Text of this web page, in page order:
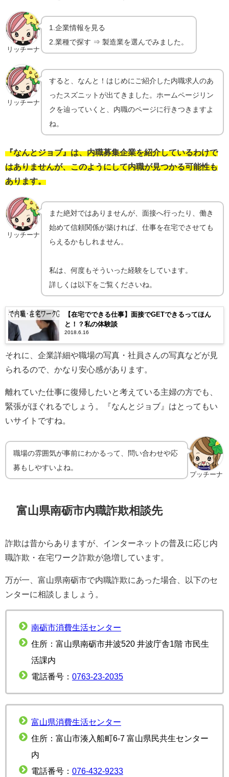
リッチーナ
1.企業情報を見る
2.業種で探す ⇒ 製造業を選んでみました。
リッチーナ
すると、なんと！はじめにご紹介した内職求人のあ
ったスズニットが出てきました。ホームページリン
クを辿っていくと、内職のページに行きつきますよ
ね。
『なんとジョブ』は、内職募集企業を紹介しているわけで
はありませんが、このようにして内職が見つかる可能性も
あります。
リッチーナ
また絶対ではありませんが、面接へ行ったり、働き
始めて信頼関係が築ければ、仕事を在宅でさせても
らえるかもしれません。
私は、何度もそういった経験をしています。
詳しくは以下をご覧くださいね。
【在宅でできる仕事】面接でGETできるってほん
と！？私の体験談
2018.6.16
それに、企業詳細や職場の写真・社員さんの写真などが見
られるので、かなり安心感があります。
離れていた仕事に復帰したいと考えている主婦の方でも、
緊張がほぐれるでしょう。『なんとジョブ』はとってもい
いサイトですね。
プッチーナ
職場の雰囲気が事前にわかるって、問い合わせや応
募もしやすいよね。
富山県南砺市内職詐欺相談先
詐欺は昔からありますが、インターネットの普及に応じ内
職詐欺・在宅ワーク詐欺が急増しています。
万が一、富山県南砺市で内職詐欺にあった場合、以下のセ
ンターに相談しましょう。
南砺市消費生活センター
住所：富山県南砺市井波520 井波庁舎1階 市民生
活課内
電話番号： 0763-23-2035
富山県消費生活センター
住所：富山市湊入船町6‐7 富山県民共生センター
内
電話番号： 076‐432‐9233